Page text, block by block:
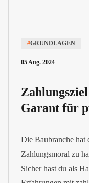
#GRUNDLAGEN
05 Aug. 2024
Garant für
Die Baubranche hat
Zahlungsmoral zu
Sicher hast du als